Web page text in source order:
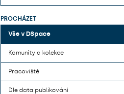
PROCHÁZET
Vše v DSpace
Komunity a kolekce
Pracoviště
Dle data publikování